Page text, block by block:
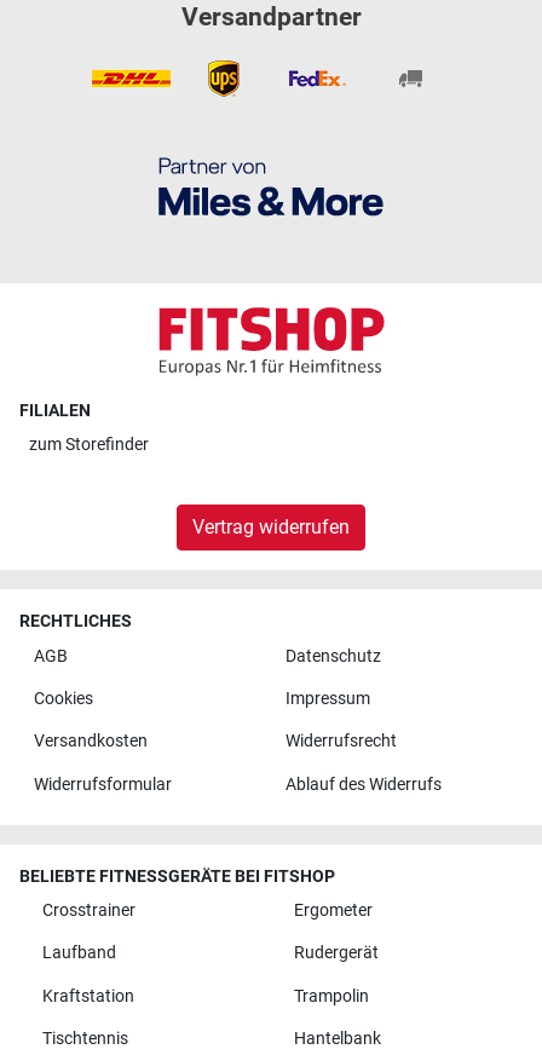
Versandpartner
FILIALEN
zumStorefinder
Vertrag widerrufen
RECHTLICHES
AGB
Datenschutz
Cookies Impressum
Versandkosten Widerrufsrecht
Widerrufsformular Ablauf des Widerrufs
BELIEBTE FITNESSGERÄTE BEI FITSHOP
Crosstrainer
Ergometer
Laufband Rudergerät
Kraftstation Trampolin
Tischtennis Hantelbank